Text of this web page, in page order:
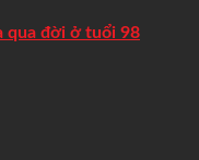
qua đời ở tuổi 98